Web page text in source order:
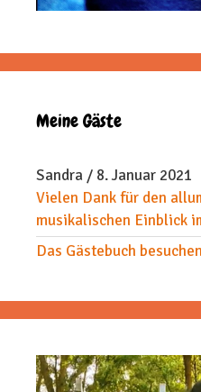
Meine Gäste
Sandra / 8. Januar 2021
Vielen Dank für den
musikalischen Einblick
Das Gästebuch besuchen